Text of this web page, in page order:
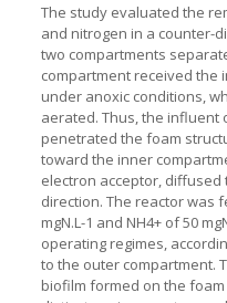
The study evaluated the
and nitrogen in a counter-
two compartments
compartment received the
under anoxic conditions,
aerated. Thus, the influent
penetrated the foam
toward the inner
electron acceptor,
direction. The reactor was
mgN.L-1 and NH4+ of 50
operating regimes,
to the outer compartment.
biofilm formed on the